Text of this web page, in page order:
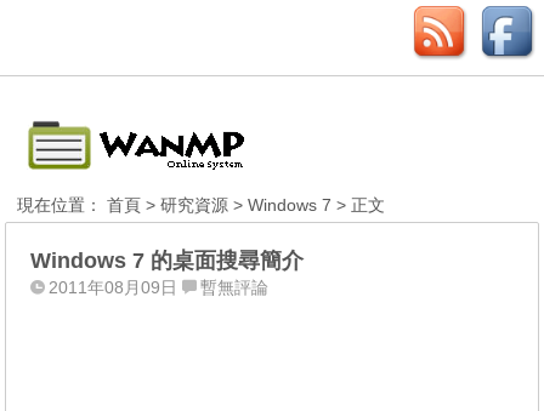
現在位置：首頁 >研究資源 >Windows 7 > 正文
Windows 7 的桌面搜尋簡介
2011年08月09日 暫無評論